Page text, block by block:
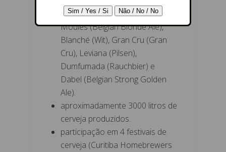
(Porter), Da Vinci (Weisenbock),
Moules (Belgian Blonde Ale),
Blanché (Wit), Gran Cru (Gran
Cru), Leviana (Pilsen),
Dumfumada (Rauchbier) e
Dabel (Belgian Strong Golden
Ale).
aproximadamente 3000 litros de
cerveja produzidos.
participação em 4 festivais de
cerveja (Curitiba Homebrewers